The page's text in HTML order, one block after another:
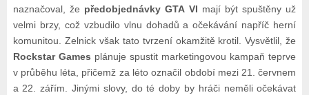
naznačoval, že předobjednávky GTA VI mají být spuštěny už
velmi brzy, což vzbudilo vlnu dohadů a očekávání napříč herní
komunitou. Zelnick však tato tvrzení okamžitě krotil. Vysvětlil, že
Rockstar Games plánuje spustit marketingovou kampaň teprve
v průběhu léta, přičemž za léto označil období mezi 21. červnem
a 22. zářím. Jinými slovy, do té doby by hráči neměli očekávat